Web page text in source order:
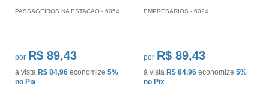
PASSAGEIROS NA ESTACAO - 6054
por R$ 89,43
à vista R$ 84,96 economize 5%
no Pix
EMPRESARIOS - 6024
por R$ 89,43
à vista R$ 84,96 economize 5%
no Pix